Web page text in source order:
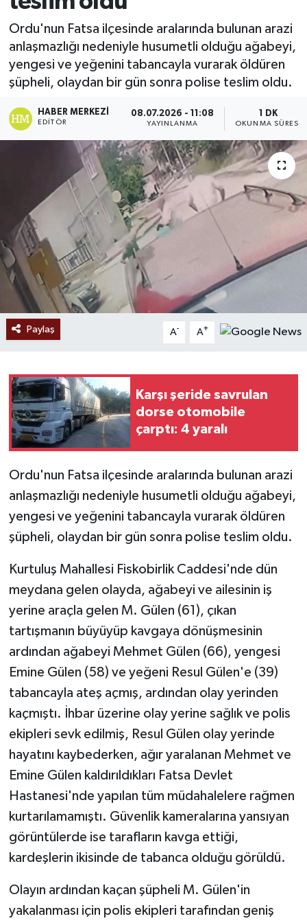
Ordu'nun Fatsa ilçesinde aralarında bulunan arazi
anlaşmazlığı nedeniyle husumetli olduğu ağabeyi,
yengesi ve yeğenini tabancayla vurarak öldüren
şüpheli, olaydan bir gün sonra polise teslim oldu.
HABER MERKEZI
EDITÖR
08.07.2026 - 11:08
YAYINLANMA
1 DK
OKUNMA SÜRESI
Paylaş A- A+
Karşı şeride savrulan
dorse otomobile
çarptı: 4 yaralı
Ordu'nun Fatsa ilçesinde aralarında bulunan arazi
anlaşmazlığı nedeniyle husumetli olduğu ağabeyi,
yengesi ve yeğenini tabancayla vurarak öldüren
şüpheli, olaydan bir gün sonra polise teslim oldu.
Kurtuluş Mahallesi Fiskobirlik Caddesi'nde dün
meydana gelen olayda, ağabeyi ve ailesinin iş
yerine araçla gelen M. Gülen (61), çıkan
tartışmanın büyüyüp kavgaya dönüşmesinin
ardından ağabeyi Mehmet Gülen (66), yengesi
Emine Gülen (58) ve yeğeni Resul Gülen'e (39)
tabancayla ateş açmış, ardından olay yerinden
kaçmıştı. İhbar üzerine olay yerine sağlık ve polis
ekipleri sevk edilmiş, Resul Gülen olay yerinde
hayatını kaybederken, ağır yaralanan Mehmet ve
Emine Gülen kaldırıldıkları Fatsa Devlet
Hastanesi'nde yapılan tüm müdahalelere rağmen
kurtarılamamıştı. Güvenlik kameralarına yansıyan
görüntülerde ise tarafların kavga ettiği,
kardeşlerin ikisinde de tabanca olduğu görüldü.
Olayın ardından kaçan şüpheli M. Gülen'in
yakalanması için polis ekipleri tarafından geniş
Ekonomi
Sağlık